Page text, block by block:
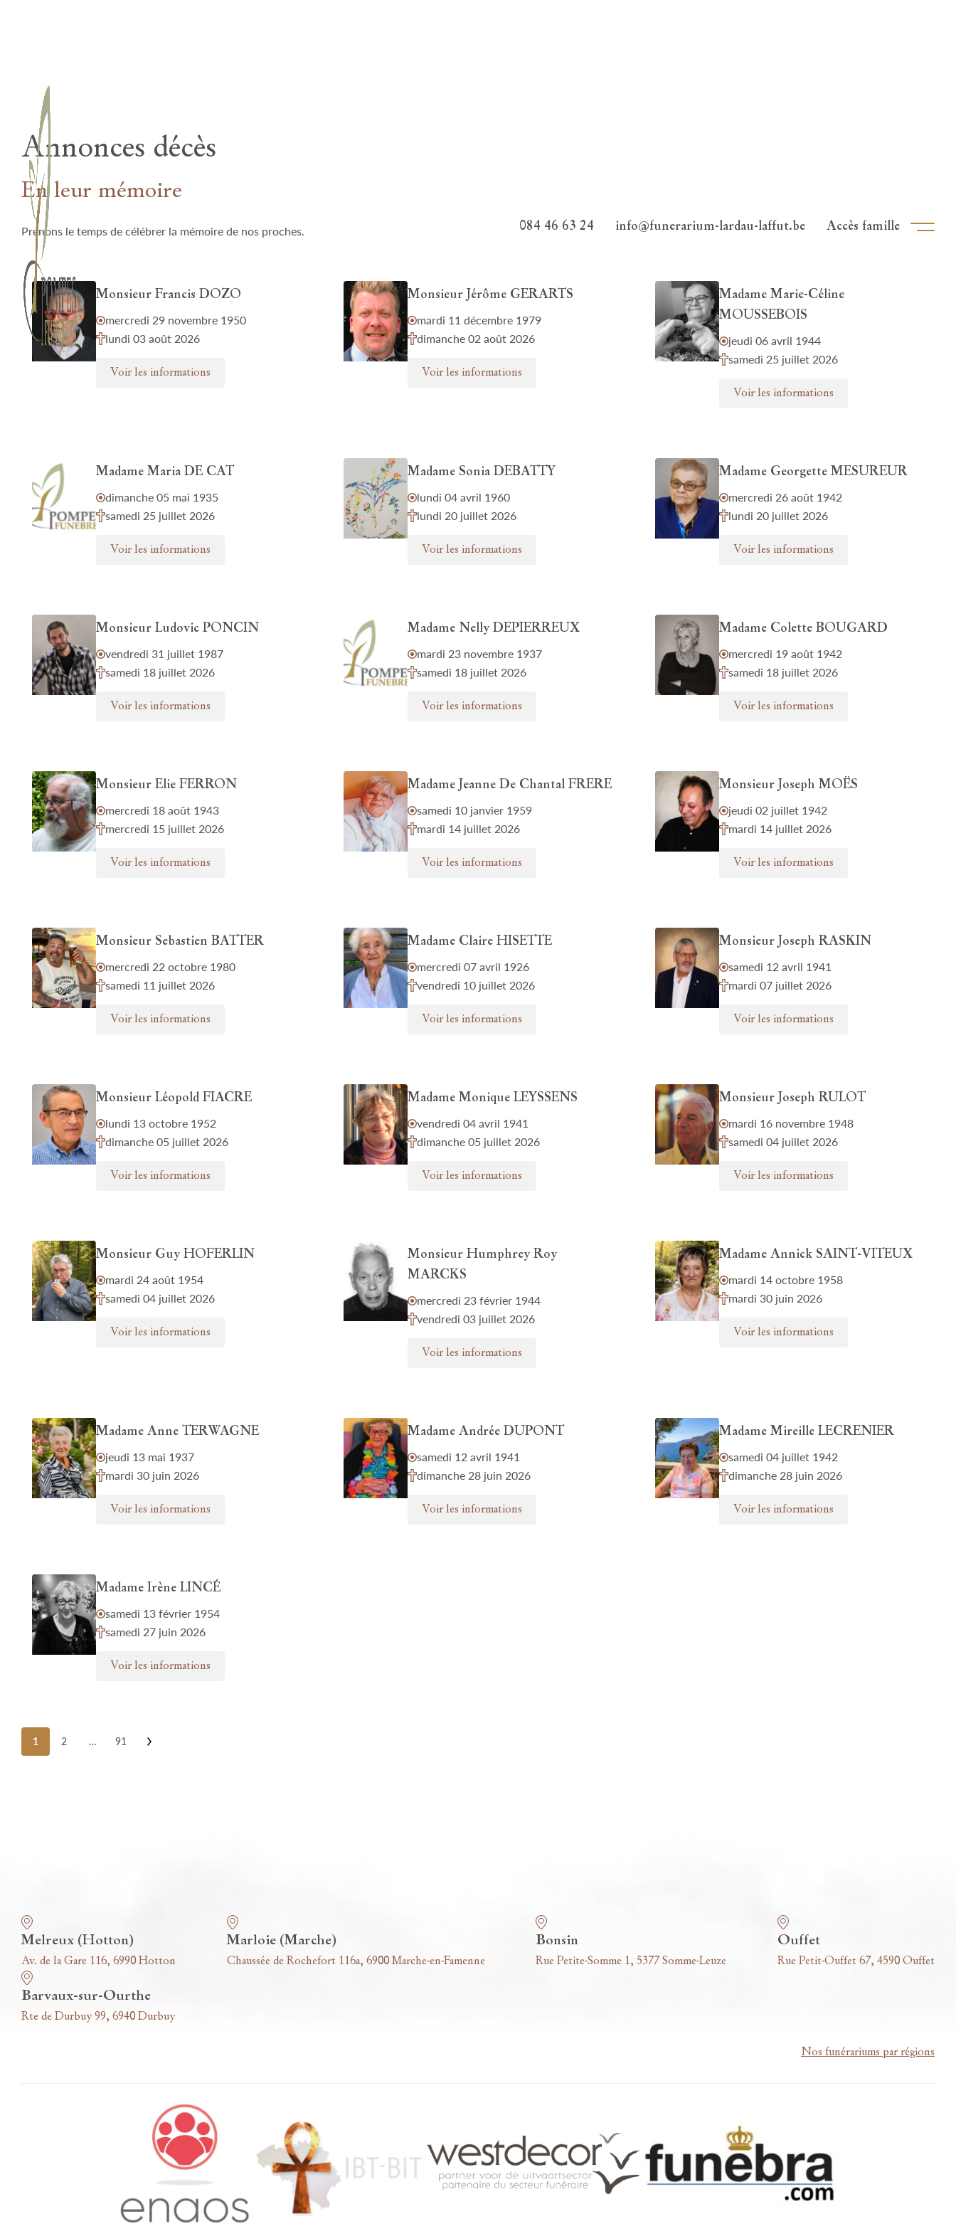
084 46 63 24 info@funerarium-lardau-laffut.be Accès famille
Annonces décès
En leur mémoire
Prenons le temps de célébrer la mémoire de nos proches.
Monsieur Francis DOZO
mercredi 29 novembre 1950
lundi 03 août 2026
Voir les informations
Monsieur Jérôme GERARTS
mardi 11 décembre 1979
dimanche 02 août 2026
Voir les informations
Madame Marie-Céline
MOUSSEBOIS
jeudi 06 avril 1944
samedi 25 juillet 2026
Voir les informations
Madame Maria DE CAT
dimanche 05 mai 1935
samedi 25 juillet 2026
Voir les informations
Madame Sonia DEBATTY
lundi 04 avril 1960
lundi 20 juillet 2026
Voir les informations
Madame Georgette MESUREUR
mercredi 26 août 1942
lundi 20 juillet 2026
Voir les informations
Monsieur Ludovic PONCIN
vendredi 31 juillet 1987
samedi 18 juillet 2026
Voir les informations
Madame Nelly DEPIERREUX
mardi 23 novembre 1937
samedi 18 juillet 2026
Voir les informations
Madame Colette BOUGARD
mercredi 19 août 1942
samedi 18 juillet 2026
Voir les informations
Monsieur Elie FERRON
mercredi 18 août 1943
mercredi 15 juillet 2026
Voir les informations
Madame Jeanne De Chantal FRERE
samedi 10 janvier 1959
mardi 14 juillet 2026
Voir les informations
Monsieur Joseph MOËS
jeudi 02 juillet 1942
mardi 14 juillet 2026
Voir les informations
Monsieur Sebastien BATTER
mercredi 22 octobre 1980
samedi 11 juillet 2026
Voir les informations
Madame Claire HISETTE
mercredi 07 avril 1926
vendredi 10 juillet 2026
Voir les informations
Monsieur Joseph RASKIN
samedi 12 avril 1941
mardi 07 juillet 2026
Voir les informations
Monsieur Léopold FIACRE
lundi 13 octobre 1952
dimanche 05 juillet 2026
Voir les informations
Madame Monique LEYSSENS
vendredi 04 avril 1941
dimanche 05 juillet 2026
Voir les informations
Monsieur Joseph RULOT
mardi 16 novembre 1948
samedi 04 juillet 2026
Voir les informations
Monsieur Guy HOFERLIN
mardi 24 août 1954
samedi 04 juillet 2026
Voir les informations
Monsieur Humphrey Roy
MARCKS
mercredi 23 février 1944
vendredi 03 juillet 2026
Voir les informations
Madame Annick SAINT-VITEUX
mardi 14 octobre 1958
mardi 30 juin 2026
Voir les informations
Madame Anne TERWAGNE
jeudi 13 mai 1937
mardi 30 juin 2026
Voir les informations
Madame Andrée DUPONT
samedi 12 avril 1941
dimanche 28 juin 2026
Voir les informations
Madame Mireille LECRENIER
samedi 04 juillet 1942
dimanche 28 juin 2026
Voir les informations
Madame Irène LINCÉ
samedi 13 février 1954
samedi 27 juin 2026
Voir les informations
Posts
pagination
1 2 … 91
Melreux (Hotton)
Av. de la Gare 116, 6990 Hotton
Marloie (Marche)
Chaussée de Rochefort 116a, 6900 Marche-en-Famenne
Bonsin
Rue Petite-Somme 1, 5377 Somme-Leuze
Ouffet
Rue Petit-Ouffet 67, 4590 Ouffet
Barvaux-sur-Ourthe
Rte de Durbuy 99, 6940 Durbuy
Nos funérariums par régions